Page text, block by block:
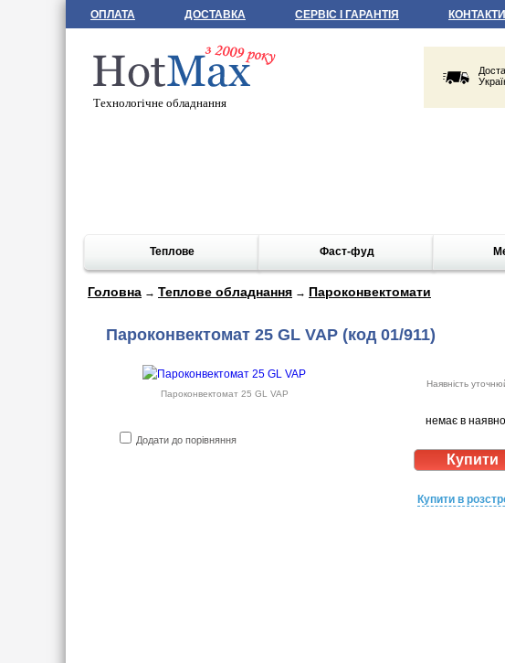
ОПЛАТА ДОСТАВКА СЕРВІС І ГАРАНТІЯ КОНТАКТИ
Технологічне обладнання
Теплове Фаст-фуд
Головна → Теплове обладнання → Пароконвектомати
Пароконвектомат 25 GL VAP (код 01/911)
Пароконвектомат 25 GL VAP
Додати до порівняння
Наявність
немає в
Купити в